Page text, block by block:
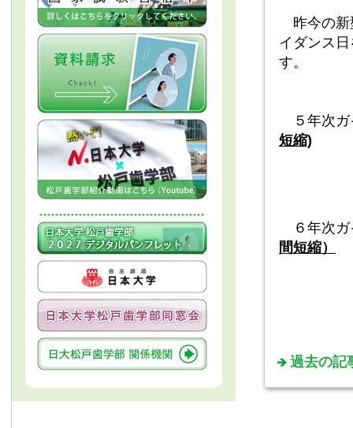
昨今の新
イダンス
す。
５年次
短縮)
６年次
間短縮）
過去の記